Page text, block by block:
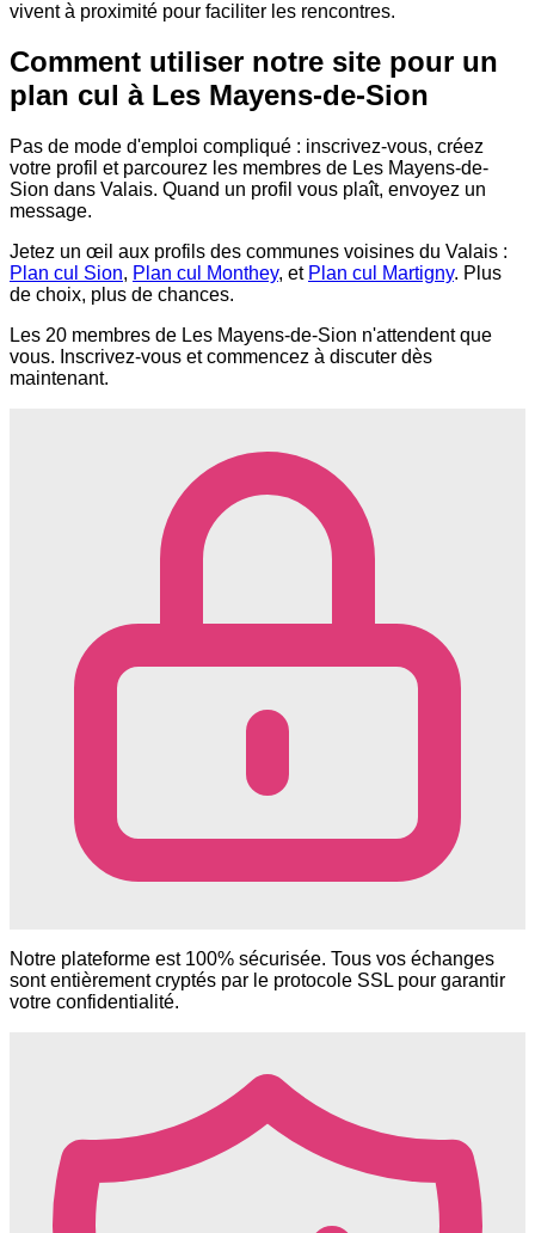
vivent à proximité pour faciliter les rencontres.
Comment utiliser notre site pour un
plan cul à Les Mayens-de-Sion
Pas de mode d'emploi compliqué : inscrivez-vous, créez
votre profil et parcourez les membres de Les Mayens-de-
Sion dans Valais. Quand un profil vous plaît, envoyez un
message.
Jetez un œil aux profils des communes voisines du Valais :
Plan cul Sion, Plan cul Monthey, et Plan cul Martigny. Plus
de choix, plus de chances.
Les 20 membres de Les Mayens-de-Sion n'attendent que
vous. Inscrivez-vous et commencez à discuter dès
maintenant.
Notre plateforme est 100% sécurisée. Tous vos échanges
sont entièrement cryptés par le protocole SSL pour garantir
votre confidentialité.